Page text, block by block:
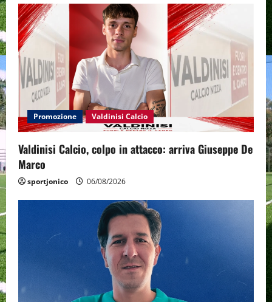
Promozione Valdinisi Calcio
Valdinisi Calcio, colpo in attacco: arriva Giuseppe De
Marco
sportjonico 06/08/2026